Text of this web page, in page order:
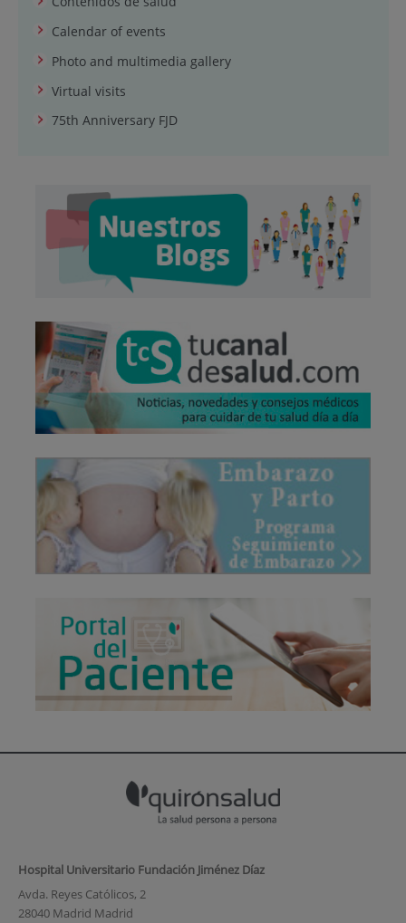
Calendar of events
Photo and multimedia gallery
Virtual visits
75th Anniversary FJD
Hospital Universitario Fundación Jiménez Díaz
Avda. Reyes Católicos, 2
28040 Madrid Madrid